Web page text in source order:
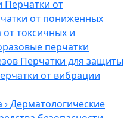
Перчатки от
от пониженных
токсичных и
перчатки
Перчатки для защиты
от вибрации
›Дерматологические